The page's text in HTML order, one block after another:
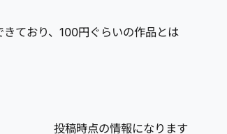
ており、100円ぐらいの作品とは
投稿時点の情報になります